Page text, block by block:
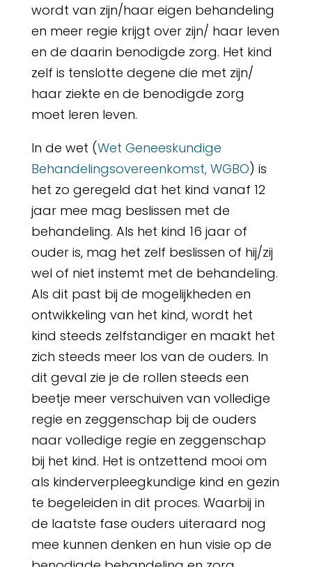
wordt van zijn/haar eigen behandeling
en meer regie krijgt over zijn/ haar leven
en de daarin benodigde zorg. Het kind
zelf is tenslotte degene die met zijn/
haar ziekte en de benodigde zorg
moet leren leven.
In de wet (Wet Geneeskundige
Behandelingsovereenkomst, WGBO) is
het zo geregeld dat het kind vanaf 12
jaar mee mag beslissen met de
behandeling. Als het kind 16 jaar of
ouder is, mag het zelf beslissen of hij/zij
wel of niet instemt met de behandeling.
Als dit past bij de mogelijkheden en
ontwikkeling van het kind, wordt het
kind steeds zelfstandiger en maakt het
zich steeds meer los van de ouders. In
dit geval zie je de rollen steeds een
beetje meer verschuiven van volledige
regie en zeggenschap bij de ouders
naar volledige regie en zeggenschap
bij het kind. Het is ontzettend mooi om
als kinderverpleegkundige kind en gezin
te begeleiden in dit proces. Waarbij in
de laatste fase ouders uiteraard nog
mee kunnen denken en hun visie op de